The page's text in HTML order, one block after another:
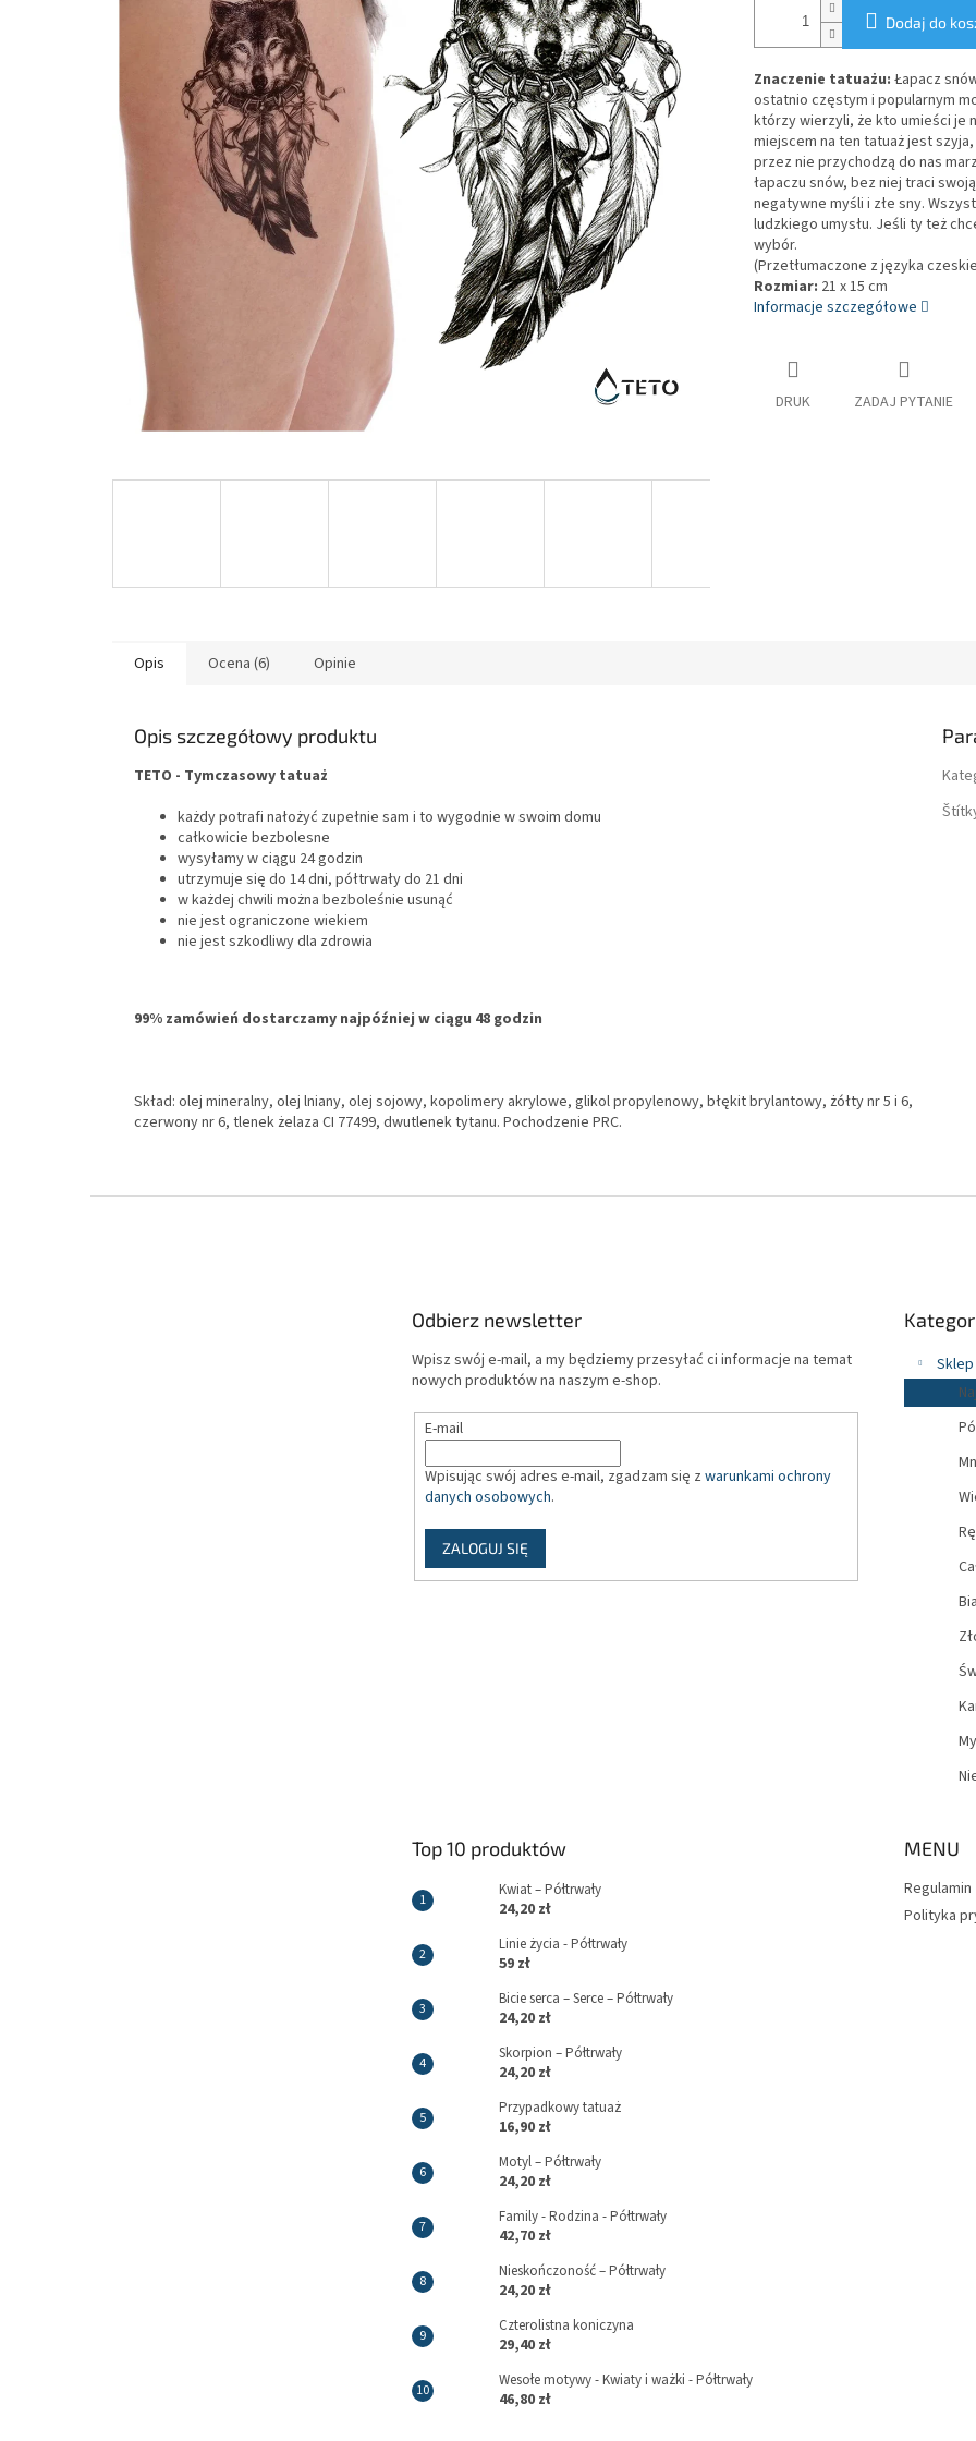
Dodaj do
Znaczenie tatuażu: Łapacz
ostatnio częstym i popularnym
którzy wierzyli, że kto umieści je
miejscem na ten tatuaż jest
przez nie przychodzą do nas
łapaczu snów, bez niej traci
negatywne myśli i złe sny.
ludzkiego umysłu. Jeśli ty też
wybór.
(Przetłumaczone z języka
Rozmiar: 21 x 15 cm
Informacje szczegółowe
DRUK ZADAJ PYTANIE
Opis Ocena (6) Opinie
Opis szczegółowy produktu
TETO - Tymczasowy tatuaż
każdy potrafi nałożyć zupełnie sam i to wygodnie w swoim domu
całkowicie bezbolesne
wysyłamy w ciągu 24 godzin
utrzymuje się do 14 dni, półtrwały do 21 dni
w każdej chwili można bezboleśnie usunąć
nie jest ograniczone wiekiem
nie jest szkodliwy dla zdrowia
99% zamówień dostarczamy najpóźniej w ciągu 48 godzin
Skład: olej mineralny, olej lniany, olej sojowy, kopolimery akrylowe, glikol propylenowy, błękit brylantowy, żółty nr 5 i 6,
czerwony nr 6, tlenek żelaza CI 77499, dwutlenek tytanu. Pochodzenie PRC.
Odbierz newsletter
Wpisz swój e-mail, a my będziemy przesyłać ci informacje na temat
nowych produktów na naszym e-shop.
E-mail
Wpisując swój adres e-mail, zgadzam się z warunkami ochrony
danych osobowych.
ZALOGUJ SIĘ
kategorie
Sklep
Top 10 produktów
Kwiat – Półtrwały
24,20 zł
Linie życia - Półtrwały
59 zł
Bicie serca – Serce – Półtrwały
24,20 zł
Skorpion – Półtrwały
24,20 zł
Przypadkowy tatuaż
16,90 zł
Motyl – Półtrwały
24,20 zł
Family - Rodzina - Półtrwały
42,70 zł
Nieskończoność – Półtrwały
24,20 zł
Czterolistna koniczyna
29,40 zł
Wesołe motywy - Kwiaty i ważki - Półtrwały
46,80 zł
MENU
Regulamin
Polityka